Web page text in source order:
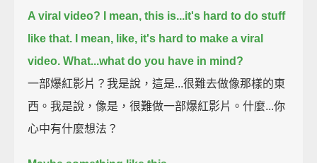
A viral video? I mean, this is...it's hard to do stuff
like that. I mean, like, it's hard to make a viral
video. What...what do you have in mind?
一部爆紅影片？我是說，這是...很難去做像那樣的東
西。我是說，像是，很難做一部爆紅影片。什麼...你
心中有什麼想法？